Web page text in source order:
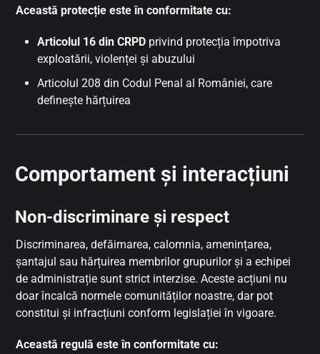
Această protecție este în conformitate cu:
Articolul 16 din CRPD privind protecția împotriva
exploatării, violenței și abuzului
Articolul 208 din Codul Penal al României, care
definește hărțuirea
Comportament și interacțiuni
Non-discriminare și respect
Discriminarea, defăimarea, calomnia, amenințarea,
șantajul sau hărțuirea membrilor grupurilor și a echipei
de administrație sunt strict interzise. Aceste acțiuni nu
doar încalcă normele comunităților noastre, dar pot
constitui și infracțiuni conform legislației în vigoare.
Această regulă este în conformitate cu: